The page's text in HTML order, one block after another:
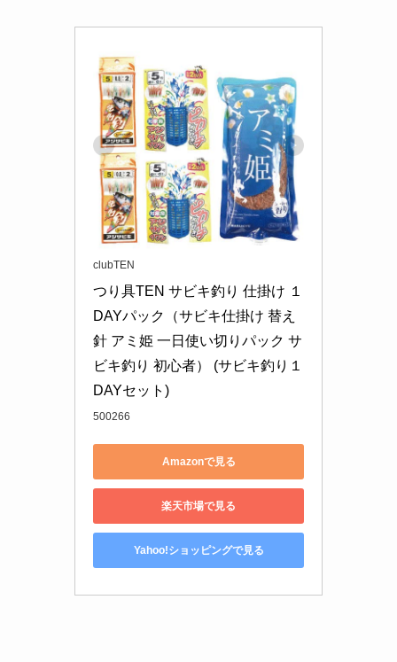
clubTEN
つり具TEN サビキ釣り 仕掛け １
DAYパック（サビキ仕掛け 替え
針 アミ姫 一日使い切りパック サ
ビキ釣り 初心者） (サビキ釣り１
DAYセット)
500266
Amazonで見る
楽天市場で見る
Yahoo!ショッピングで見る